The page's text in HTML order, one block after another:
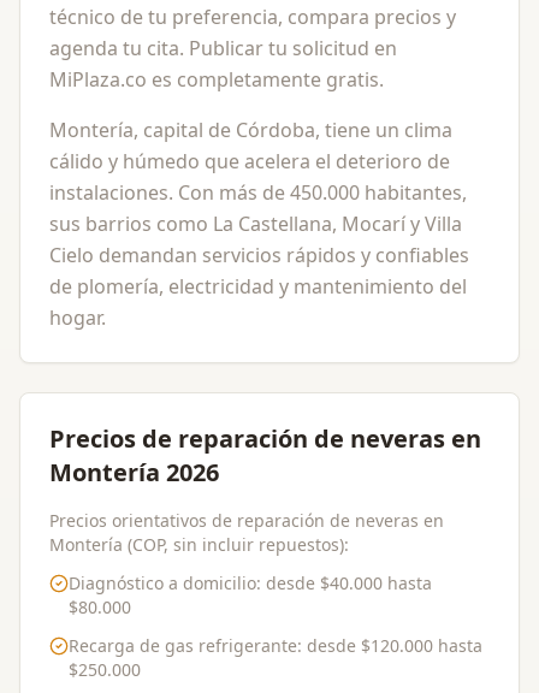
técnico de tu preferencia, compara precios y
agenda tu cita. Publicar tu solicitud en
MiPlaza.co es completamente gratis.
Montería, capital de Córdoba, tiene un clima
cálido y húmedo que acelera el deterioro de
instalaciones. Con más de 450.000 habitantes,
sus barrios como La Castellana, Mocarí y Villa
Cielo demandan servicios rápidos y confiables
de plomería, electricidad y mantenimiento del
hogar.
Precios de reparación de neveras en
Montería 2026
Precios orientativos de reparación de neveras en
Montería (COP, sin incluir repuestos):
Diagnóstico a domicilio: desde $40.000 hasta
$80.000
Recarga de gas refrigerante: desde $120.000 hasta
$250.000